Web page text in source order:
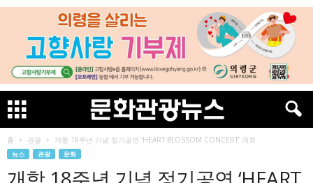
홈 관광 개항 18주년 기념 정기공연 ‘HEART BLOSSOM CONCERT’ 개최
뉴스 관광 문화